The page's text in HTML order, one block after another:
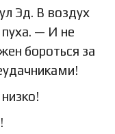
Эд. В воздух
пуха. — И не
бороться за